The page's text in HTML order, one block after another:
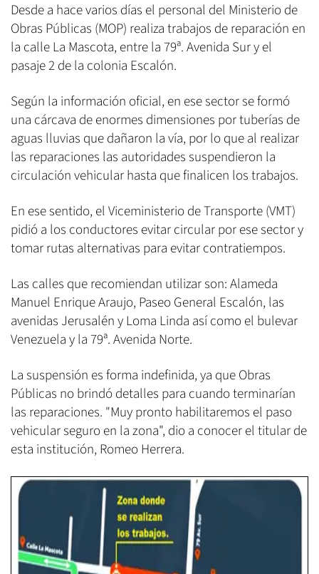
Desde a hace varios días el personal del Ministerio de
Obras Públicas (MOP) realiza trabajos de reparación en
la calle La Mascota, entre la 79ª. Avenida Sur y el
pasaje 2 de la colonia Escalón.
Según la información oficial, en ese sector se formó
una cárcava de enormes dimensiones por tuberías de
aguas lluvias que dañaron la vía, por lo que al realizar
las reparaciones las autoridades suspendieron la
circulación vehicular hasta que finalicen los trabajos.
En ese sentido, el Viceministerio de Transporte (VMT)
pidió a los conductores evitar circular por ese sector y
tomar rutas alternativas para evitar contratiempos.
Las calles que recomiendan utilizar son: Alameda
Manuel Enrique Araujo, Paseo General Escalón, las
avenidas Jerusalén y Loma Linda así como el bulevar
Venezuela y la 79ª. Avenida Norte.
La suspensión es forma indefinida, ya que Obras
Públicas no brindó detalles para cuando terminarían
las reparaciones. "Muy pronto habilitaremos el paso
vehicular seguro en la zona", dio a conocer el titular de
esta institución, Romeo Herrera.